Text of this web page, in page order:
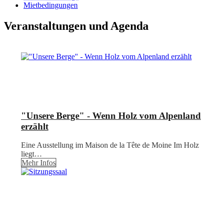
Mietbedingungen
Veranstaltungen und Agenda
"Unsere Berge" - Wenn Holz vom Alpenland
erzählt
Eine Ausstellung im Maison de la Tête de Moine Im Holz
liegt…
Mehr Infos